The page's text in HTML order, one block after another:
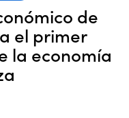
de
el primer
la economía